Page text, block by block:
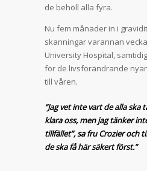
de behöll alla fyra.
Nu fem månader in i
skanningar varannan
University Hospital,
för de livsförändrande
till våren.
“Jag vet inte vart de alla ska
klara oss, men jag tänker
tillfället”, sa fru Crozier och
de ska få här säkert först.”